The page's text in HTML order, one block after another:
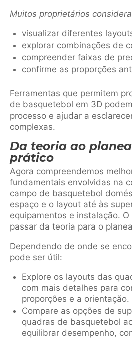
Muitos proprietários
visualizar diferentes
explorar combinações de
compreender faixas de
confirme as proporções
Ferramentas que permitem
de basquetebol em 3D
processo e ajudar a
complexas.
Da teoria ao
prático
Agora compreendemos
fundamentais envolvidas na
campo de basquetebol
espaço e o layout até às
equipamentos e instalação.
passar da teoria para o
Dependendo de onde se
pode ser útil:
Explore os layouts das
com mais detalhes para
proporções e a orientação.
Compare as opções de
quadras de basquetebol
equilibrar desempenho,